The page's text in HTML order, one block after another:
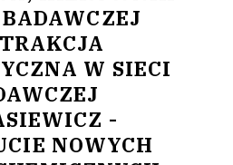
W SIECI
-
NOWYCH